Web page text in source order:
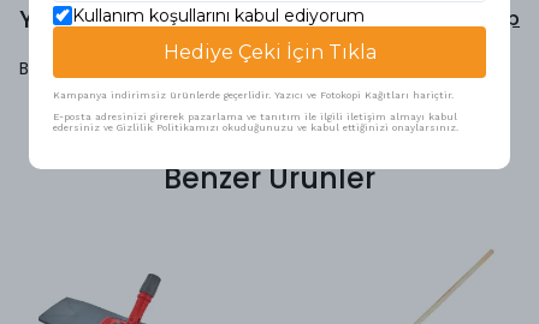
Yorumlar Yorum Yap
Bu ürün için henüz yorum yapılmamış.
Benzer Ürünler
Kullanım koşullarını kabul ediyorum
Hediye Çeki İçin Tıkla
Kampanya indirimsiz ürünlerde geçerlidir. Yazıcı ve Fotokopi Kağıtları hariçtir.
E-posta adresinizi girerek pazarlama ve tanıtım ile ilgili iletişim almayı kabul
edersiniz ve Gizlilik Politikamızı okuduğunuzu ve kabul ettiğinizi onaylarsınız.